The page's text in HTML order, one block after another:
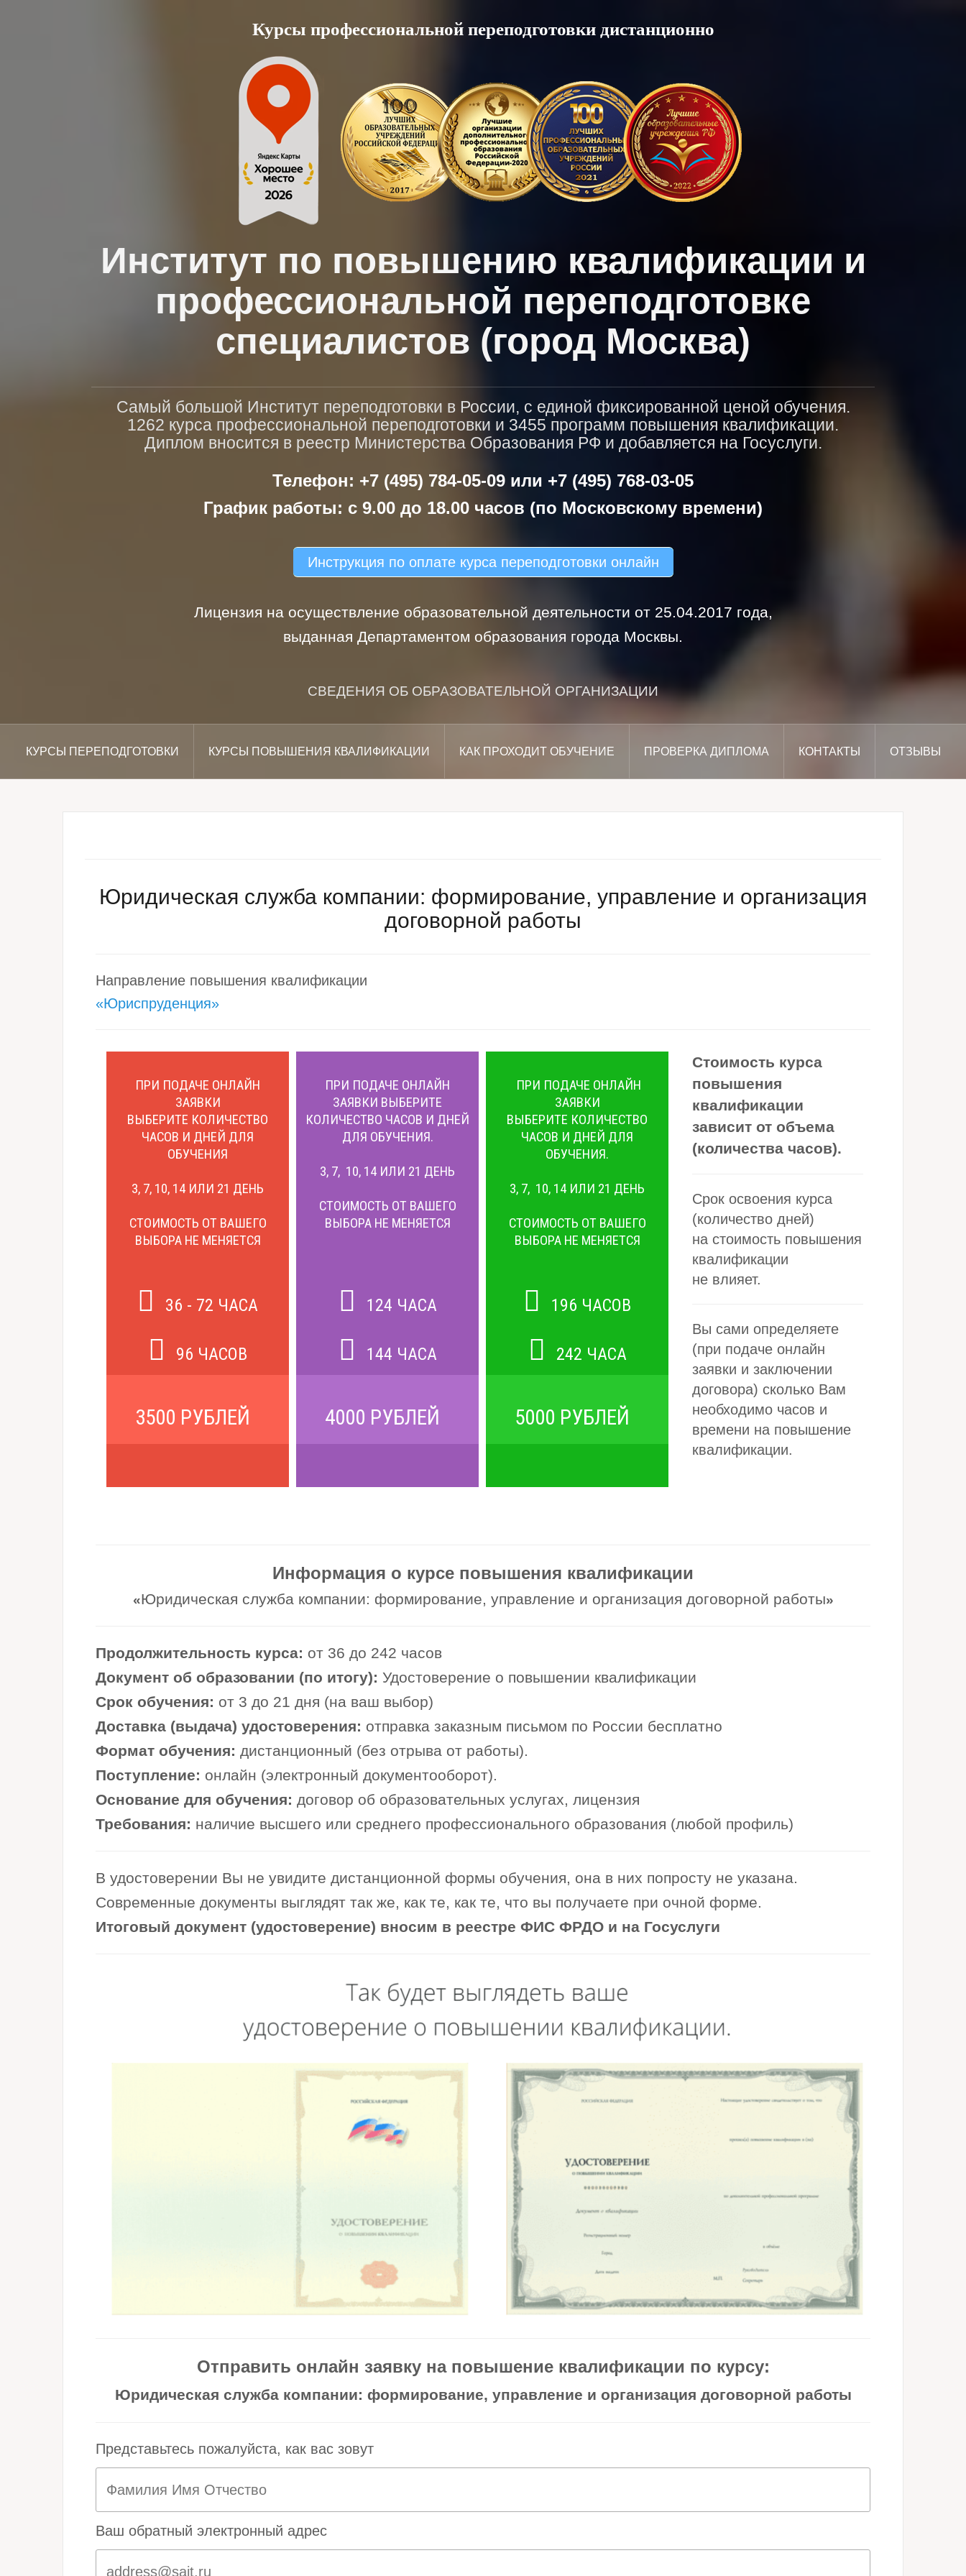
Курсы профессиональной переподготовки дистанционно
Институт по повышению квалификации и
профессиональной переподготовке
специалистов (город Москва)
Самый большой Институт переподготовки в России, с единой фиксированной ценой обучения.
1262 курса профессиональной переподготовки и 3455 программ повышения квалификации.
Диплом вносится в реестр Министерства Образования РФ и добавляется на Госуслуги.
Телефон: +7 (495) 784-05-09 или +7 (495) 768-03-05
График работы: с 9.00 до 18.00 часов (по Московскому времени)
Инструкция по оплате курса переподготовки онлайн
Лицензия на осуществление образовательной деятельности от 25.04.2017 года,
выданная Департаментом образования города Москвы.
СВЕДЕНИЯ ОБ ОБРАЗОВАТЕЛЬНОЙ ОРГАНИЗАЦИИ
КУРСЫ ПЕРЕПОДГОТОВКИ КУРСЫ ПОВЫШЕНИЯ КВАЛИФИКАЦИИ КАК ПРОХОДИТ ОБУЧЕНИЕ ПРОВЕРКА ДИПЛОМА КОНТАКТЫ ОТЗЫВЫ
Юридическая служба компании: формирование, управление и организация
договорной работы
Направление повышения квалификации
«Юриспруденция»
ПРИ ПОДАЧЕ ОНЛАЙН
ЗАЯВКИ
ВЫБЕРИТЕ КОЛИЧЕСТВО
ЧАСОВ И ДНЕЙ ДЛЯ
ОБУЧЕНИЯ
3, 7, 10, 14 ИЛИ 21 ДЕНЬ
СТОИМОСТЬ ОТ ВАШЕГО
ВЫБОРА НЕ МЕНЯЕТСЯ
36 - 72 ЧАСА
96 ЧАСОВ
3500 РУБЛЕЙ
ПРИ ПОДАЧЕ ОНЛАЙН
ЗАЯВКИ ВЫБЕРИТЕ
КОЛИЧЕСТВО ЧАСОВ И ДНЕЙ
ДЛЯ ОБУЧЕНИЯ.
3, 7, 10, 14 ИЛИ 21 ДЕНЬ
СТОИМОСТЬ ОТ ВАШЕГО
ВЫБОРА НЕ МЕНЯЕТСЯ
124 ЧАСА
144 ЧАСА
4000 РУБЛЕЙ
ПРИ ПОДАЧЕ ОНЛАЙН
ЗАЯВКИ
ВЫБЕРИТЕ КОЛИЧЕСТВО
ЧАСОВ И ДНЕЙ ДЛЯ
ОБУЧЕНИЯ.
3, 7, 10, 14 ИЛИ 21 ДЕНЬ
СТОИМОСТЬ ОТ ВАШЕГО
ВЫБОРА НЕ МЕНЯЕТСЯ
196 ЧАСОВ
242 ЧАСА
5000 РУБЛЕЙ
Стоимость курса
повышения
квалификации
зависит от объема
(количества часов).
Срок освоения курса
(количество дней)
на стоимость повышения
квалификации
не влияет.
Вы сами определяете
(при подаче онлайн
заявки и заключении
договора) сколько Вам
необходимо часов и
времени на повышение
квалификации.
Информация о курсе повышения квалификации
«Юридическая служба компании: формирование, управление и организация договорной работы»
Продолжительность курса: от 36 до 242 часов
Документ об образовании (по итогу): Удостоверение о повышении квалификации
Срок обучения: от 3 до 21 дня (на ваш выбор)
Доставка (выдача) удостоверения: отправка заказным письмом по России бесплатно
Формат обучения: дистанционный (без отрыва от работы).
Поступление: онлайн (электронный документооборот).
Основание для обучения: договор об образовательных услугах, лицензия
Требования: наличие высшего или среднего профессионального образования (любой профиль)
В удостоверении Вы не увидите дистанционной формы обучения, она в них попросту не указана.
Современные документы выглядят так же, как те, как те, что вы получаете при очной форме.
Итоговый документ (удостоверение) вносим в реестре ФИС ФРДО и на Госуслуги
Отправить онлайн заявку на повышение квалификации по курсу:
Юридическая служба компании: формирование, управление и организация договорной работы
Представьтесь пожалуйста, как вас зовут
Ваш обратный электронный адрес